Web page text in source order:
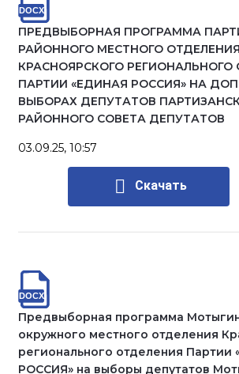
ПРЕДВЫБОРНАЯ ПРОГРАММА
РАЙОННОГО МЕСТНОГО ОТДЕЛЕНИЯ
КРАСНОЯРСКОГО РЕГИОНАЛЬНОГО
ПАРТИИ «ЕДИНАЯ РОССИЯ» НА
ВЫБОРАХ ДЕПУТАТОВ
РАЙОННОГО СОВЕТА ДЕПУТАТОВ
03.09.25, 10:57
Скачать
Предвыборная программа
окружного местного отделения
регионального отделения Партии
РОССИЯ» на выборы депутатов